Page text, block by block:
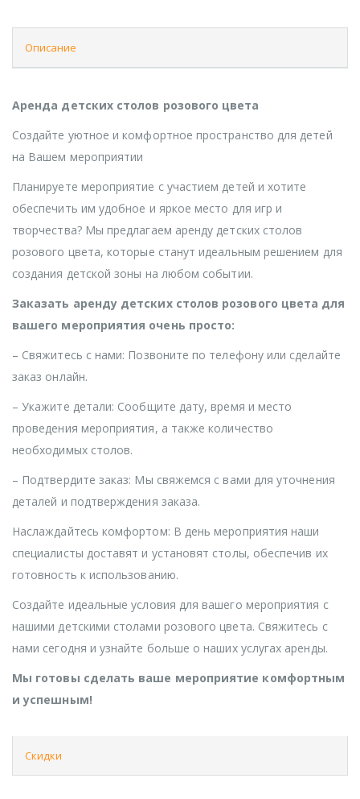
Описание
Аренда детских столов розового цвета
Создайте уютное и комфортное пространство для детей
на Вашем мероприятии
Планируете мероприятие с участием детей и хотите
обеспечить им удобное и яркое место для игр и
творчества? Мы предлагаем аренду детских столов
розового цвета, которые станут идеальным решением для
создания детской зоны на любом событии.
Заказать аренду детских столов розового цвета для
вашего мероприятия очень просто:
– Свяжитесь с нами: Позвоните по телефону или сделайте
заказ онлайн.
– Укажите детали: Сообщите дату, время и место
проведения мероприятия, а также количество
необходимых столов.
– Подтвердите заказ: Мы свяжемся с вами для уточнения
деталей и подтверждения заказа.
Наслаждайтесь комфортом: В день мероприятия наши
специалисты доставят и установят столы, обеспечив их
готовность к использованию.
Создайте идеальные условия для вашего мероприятия с
нашими детскими столами розового цвета. Свяжитесь с
нами сегодня и узнайте больше о наших услугах аренды.
Мы готовы сделать ваше мероприятие комфортным
и успешным!
Скидки